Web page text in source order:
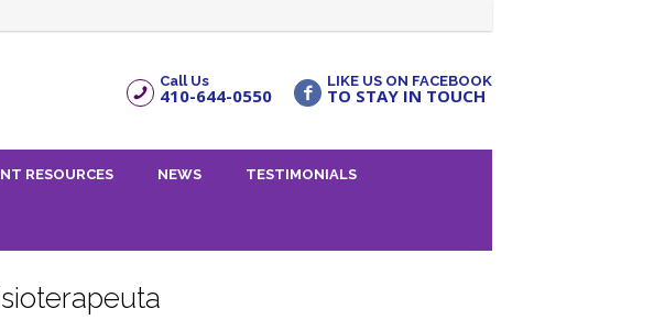
LIKE US ON FACEBOOK
TO STAY IN TOUCH
Call Us
410-644-0550
RESOURCES NEWS TESTIMONIALS